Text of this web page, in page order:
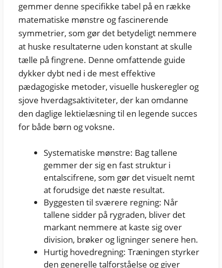
gemmer denne specifikke tabel på en række
matematiske mønstre og fascinerende
symmetrier, som gør det betydeligt nemmere
at huske resultaterne uden konstant at skulle
tælle på fingrene. Denne omfattende guide
dykker dybt ned i de mest effektive
pædagogiske metoder, visuelle huskeregler og
sjove hverdagsaktiviteter, der kan omdanne
den daglige lektielæsning til en legende succes
for både børn og voksne.
Systematiske mønstre: Bag tallene
gemmer der sig en fast struktur i
entalscifrene, som gør det visuelt nemt
at forudsige det næste resultat.
Byggesten til sværere regning: Når
tallene sidder på rygraden, bliver det
markant nemmere at kaste sig over
division, brøker og ligninger senere hen.
Hurtig hovedregning: Træningen styrker
den generelle talforståelse og giver